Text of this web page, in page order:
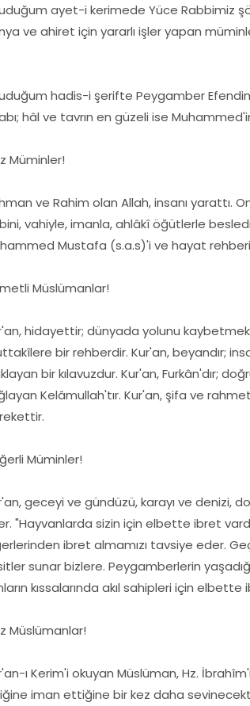
ayet-i kerimede Yüce Rabbimiz
ve ahiret için yararlı işler yapan
hadis-i şerifte Peygamber
hâl ve tavrın en güzeli ise
Müminler!
ve Rahim olan Allah, insanı yarattı.
vahiyle, imanla, ahlâkî öğütlerle
Mustafa (s.a.s)'i ve hayat
Müslümanlar!
hidayettir; dünyada yolunu
bir rehberdir. Kur'an, beyandır;
bir kılavuzdur. Kur'an, Furkân'dır;
Kelâmullah'tır. Kur'an, şifa ve
Müminler!
geceyi ve gündüzü, karayı ve denizi,
"Hayvanlarda sizin için elbette ibret
ibret almamızı tavsiye eder.
sunar bizlere. Peygamberlerin
kıssalarında akıl sahipleri için elbette
Müslümanlar!
ı Kerim'i okuyan Müslüman, Hz.
iman ettiğine bir kez daha